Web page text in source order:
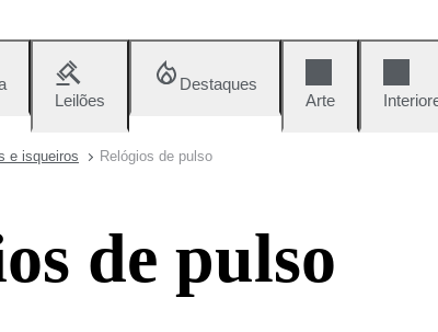
Leilões
Destaques
Arte
e isqueiros Relógios de pulso
de pulso